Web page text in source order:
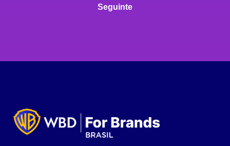
Seguinte